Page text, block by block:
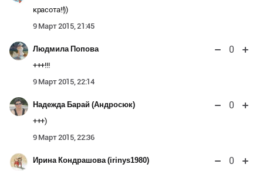
красота!!))
9 Март 2015, 21:45
Людмила Попова 0
+++!!!
9 Март 2015, 22:14
Надежда Барай (Андросюк) 0
+++)
9 Март 2015, 22:36
Ирина Кондрашова (irinys1980) 0